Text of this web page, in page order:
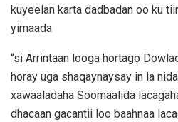
kuyeelan karta dadbadan oo ku
yimaada
“si Arrintaan looga hortago
horay uga shaqaynaysay in la
xawaaladaha Soomaalida
dhacaan gacantii loo baahnaa